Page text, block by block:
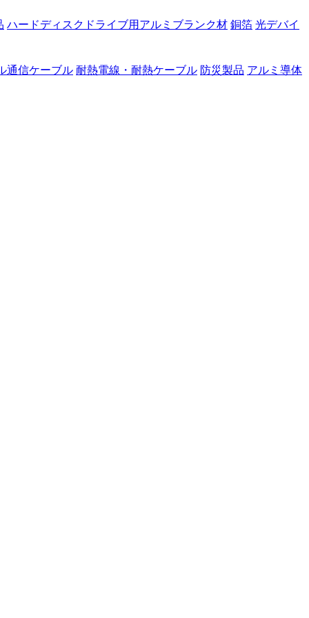
ハードディスクドライブ用アルミブランク材 銅箔 光デバイ
通信ケーブル 耐熱電線・耐熱ケーブル 防災製品 アルミ導体